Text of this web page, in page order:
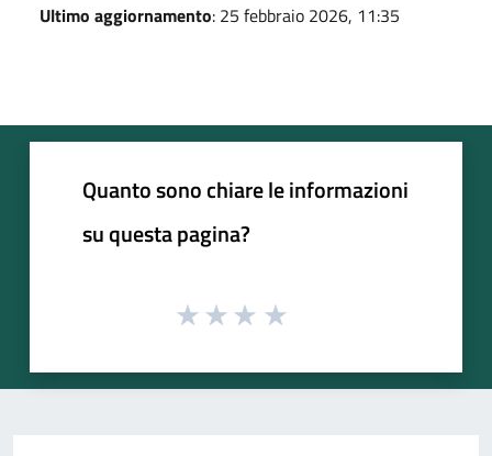
Ultimo aggiornamento: 25 febbraio 2026, 11:35
Quanto sono chiare le informazioni
su questa pagina?